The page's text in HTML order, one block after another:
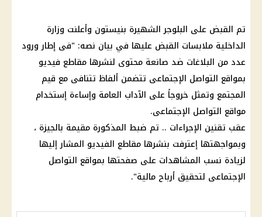
تم القبض على البلوجر الشهيرة بنيستون وأعلنت وزارة
الداخلية ملابسات القبض عليها في بيان نصه: "فى إطار ورود
عدد من البلاغات ضد صانعة محتوى لنشرها مقاطع فيديو
بمواقع التواصل الإجتماعى تتضمن ألفاظ تتنافى مع قيم
المجتمع وتمثل خروجاً على الآداب العامة وإساءة إستخدام
مواقع التواصل الإجتماعى.
عقب تقنين الإجراءات .. تم ضبط المذكورة مقيمة بالجيزة ،
وبمواجهتها إعترفت بنشرها مقاطع الفيديو المشار إليها
لزيادة نسب المشاهدات على صفحتها بمواقع التواصل
الإجتماعى لتحقيق أرباح مالية".